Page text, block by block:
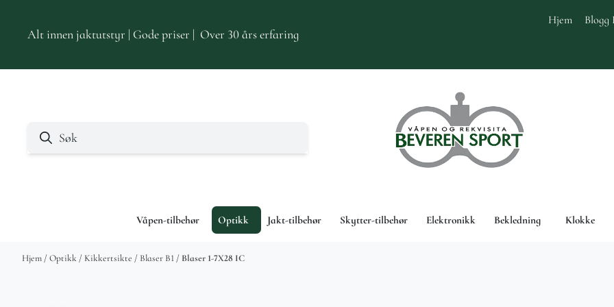
Alt innen jaktutstyr | Gode priser | Over 30 års erfaring
Hjem Blogg
Våpen-tilbehør Optikk Jakt-tilbehør Skytter-tilbehør Elektronikk Bekledning Klokke
Hjem /Optikk / Kikkertsikte / Blaser B1 / Blaser 1-7X28 IC